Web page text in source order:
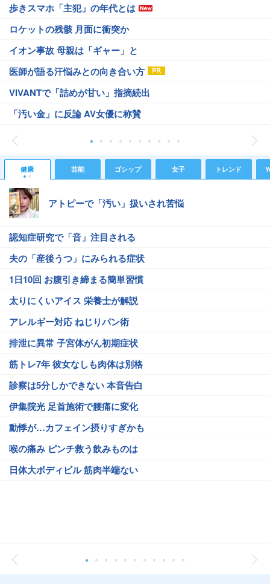
歩きスマホ「主犯」の年代とは
ロケットの残骸 月面に衝突か
イオン事故 母親は「ギャー」と
医師が語る汗悩みとの向き合い方
VIVANTで「詰めが甘い」指摘続出
「汚い金」に反論 AV女優に称賛
健康 芸能 ゴシップ 女子 トレンド
アトピーで「汚い」扱いされ苦悩
認知症研究で「音」注目される
夫の「産後うつ」にみられる症状
1日10回 お腹引き締まる簡単習慣
太りにくいアイス 栄養士が解説
アレルギー対応 ねじりパン術
排泄に異常 子宮体がん初期症状
筋トレ7年 彼女なしも肉体は別格
診察は5分しかできない 本音告白
伊集院光 足首施術で腰痛に変化
動悸が…カフェイン摂りすぎかも
喉の痛み ピンチ救う飲みものは
日体大ボディビル 筋肉半端ない